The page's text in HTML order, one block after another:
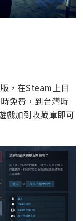
，在Steam上目
免費，到台灣時
戲加到收藏庫即可